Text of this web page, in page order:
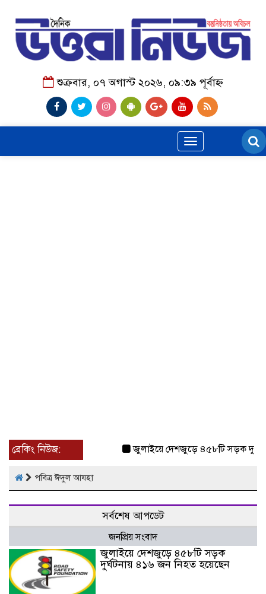
শুক্রবার, ০৭ অগাস্ট ২০২৬, ০৯:৩৯ পূর্বাহ্ন
Toggle
navigation
ব্রেকিং নিউজ: জুলাইয়ে দেশজুড়ে ৪৫৮টি সড়ক
পবিত্র ঈদুল আযহা
সর্বশেষ আপডেট
জনপ্রিয় সংবাদ
জুলাইয়ে দেশজুড়ে ৪৫৮টি সড়ক
দুর্ঘটনায় ৪১৬ জন নিহত হয়েছেন